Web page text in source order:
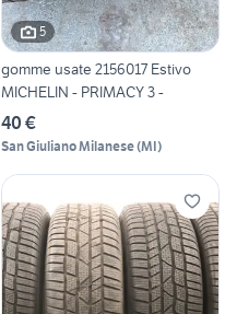
5
gomme usate 2156017 Estivo
MICHELIN - PRIMACY 3 -
40 €
San Giuliano Milanese(MI)